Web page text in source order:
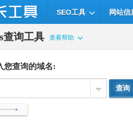
SEO工具 网站信
查询工具 查看帮助
您查询的域名: